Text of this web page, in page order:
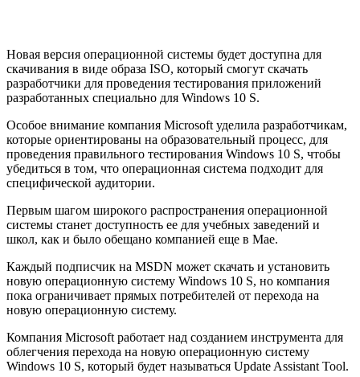
Новая версия операционной системы будет доступна для
скачивания в виде образа ISO, который смогут скачать
разработчики для проведения тестирования приложений
разработанных специально для Windows 10 S.
Особое внимание компания Microsoft уделила разработчикам,
которые ориентированы на образовательный процесс, для
проведения правильного тестирования Windows 10 S, чтобы
убедиться в том, что операционная система подходит для
специфической аудитории.
Первым шагом широкого распространения операционной
системы станет доступность ее для учебных заведений и
школ, как и было обещано компанией еще в Мае.
Каждый подписчик на MSDN может скачать и установить
новую операционную систему Windows 10 S, но компания
пока ограничивает прямых потребителей от перехода на
новую операционную систему.
Компания Microsoft работает над созданием инструмента для
облегчения перехода на новую операционную систему
Windows 10 S, который будет называться Update Assistant Tool.